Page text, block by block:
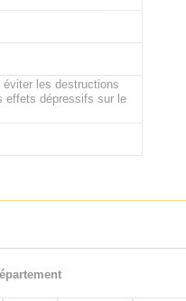
les destructions
effets dépressifs sur le